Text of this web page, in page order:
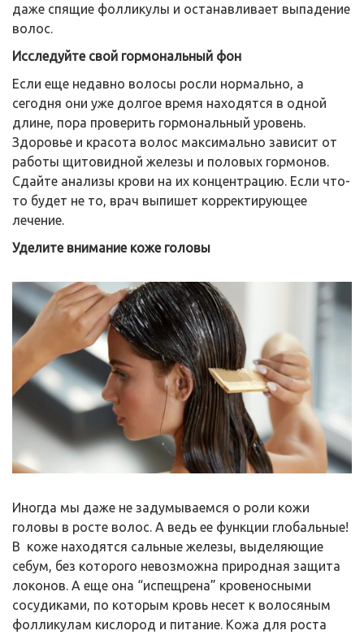
даже спящие фолликулы и останавливает выпадение
волос.
Исследуйте свой гормональный фон
Если еще недавно волосы росли нормально, а
сегодня они уже долгое время находятся в одной
длине, пора проверить гормональный уровень.
Здоровье и красота волос максимально зависит от
работы щитовидной железы и половых гормонов.
Сдайте анализы крови на их концентрацию. Если что-
то будет не то, врач выпишет корректирующее
лечение.
Уделите внимание коже головы
Иногда мы даже не задумываемся о роли кожи
головы в росте волос. А ведь ее функции глобальные!
В коже находятся сальные железы, выделяющие
себум, без которого невозможна природная защита
локонов. А еще она “испещрена” кровеносными
сосудиками, по которым кровь несет к волосяным
фолликулам кислород и питание. Кожа для роста